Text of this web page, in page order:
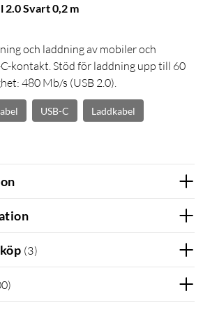
2.0 Svart 0,2 m
och laddning av mobiler och
kontakt. Stöd för laddning upp till 60
480 Mb/s (USB 2.0).
USB-C Laddkabel
(3)
)